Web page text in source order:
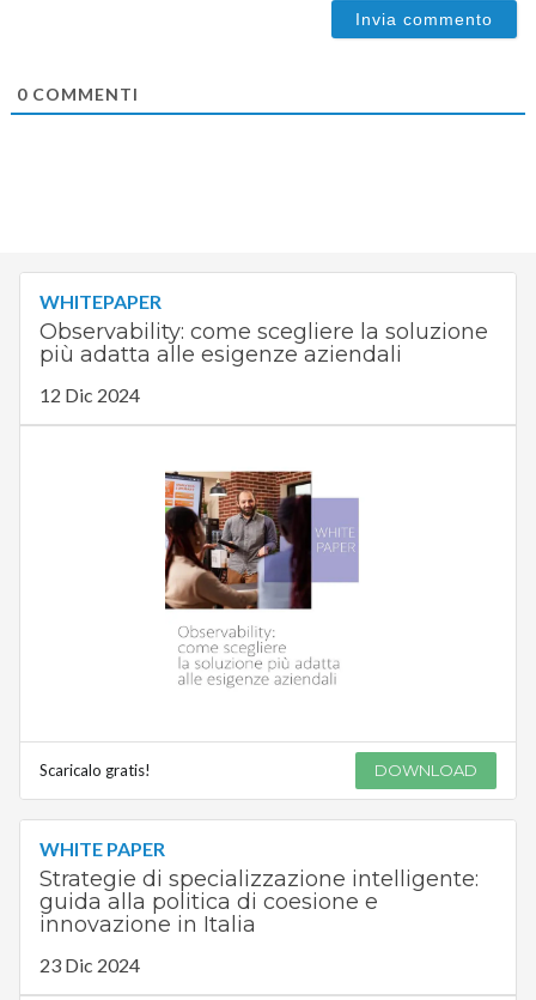
0COMMENTI
WHITEPAPER
Observability: come scegliere la soluzione
più adatta alle esigenze aziendali
12 Dic 2024
Scaricalo gratis! DOWNLOAD
WHITE PAPER
Strategie di specializzazione intelligente:
guida alla politica di coesione e
innovazione in Italia
23 Dic 2024